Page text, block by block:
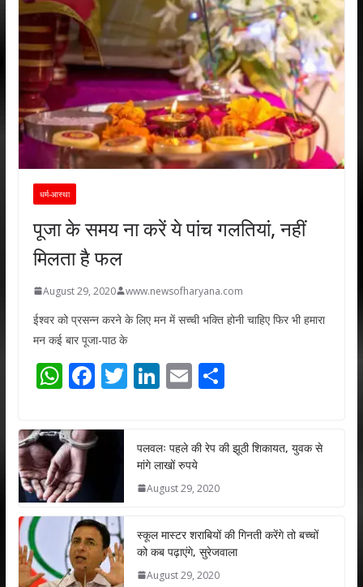
धर्म-आस्था
पूजा के समय ना करें ये पांच गलतियां, नहीं
मिलता है फल
August 29, 2020 www.newsofharyana.com
ईश्वर को प्रसन्न करने के लिए मन में सच्ची भक्ति होनी चाहिए फिर भी हमारा
मन कई बार पूजा-पाठ के
W
at
s
A
p
p
F
e
b
o
k
T
er
Li
e
dI
n
E
l
S
e
पलवलः पहले की रेप की झूठी शिकायत, युवक से
मांगे लाखों रुपये
August 29, 2020
स्कूल मास्टर शराबियों की गिनती करेंगे तो बच्चों
को कब पढ़ाएंगे, सुरेजवाला
August 29, 2020